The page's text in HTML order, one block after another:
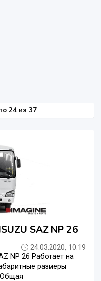
24 из 37
SAZ NP 26
24.03.2020, 10:19
NP 26 Работает на
размеры